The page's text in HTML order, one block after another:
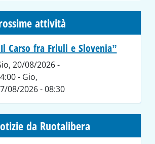
attività
Carso fra Friuli e Slovenia”
20/08/2026 -
- Gio,
08/2026 - 08:30
da Ruotalibera